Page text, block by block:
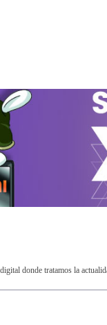
donde tratamos la